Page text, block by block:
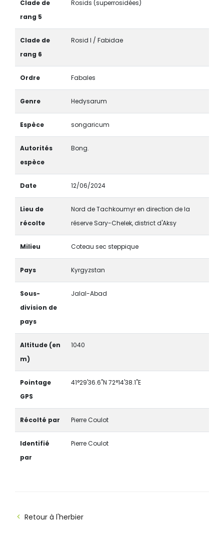
Clade de
rang 5
Rosids (superrosidées)
Clade de
rang 6
Rosid I / Fabidae
Ordre Fabales
Genre Hedysarum
Espèce songaricum
Autorités
espèce
Bong.
Date 12/06/2024
Lieu de
récolte
Nord de Tachkoumyr en direction de la
réserve Sary-Chelek, district d'Aksy
Milieu Coteau sec steppique
Pays Kyrgyzstan
Sous-
division de
pays
Jalal-Abad
Altitude (en
m)
1040
Pointage
GPS
41°29'36.6"N 72°14'38.1"E
Récolté par Pierre Coulot
Identifié
par
Pierre Coulot
Retour à l'herbier